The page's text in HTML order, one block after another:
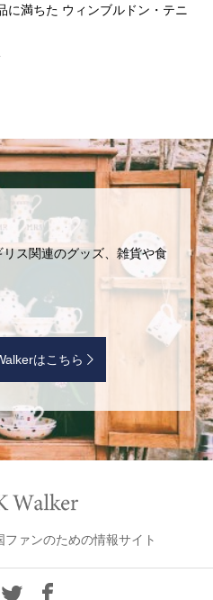
に満ちた ウィンブルドン・テニ
ス関連のグッズ、雑貨や食
はこちら
ァンのための情報サイト